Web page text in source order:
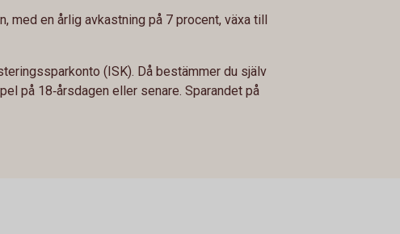
med en årlig avkastning på 7 procent, växa till
(ISK). Då bestämmer du själv
på 18‑årsdagen eller senare. Sparandet på